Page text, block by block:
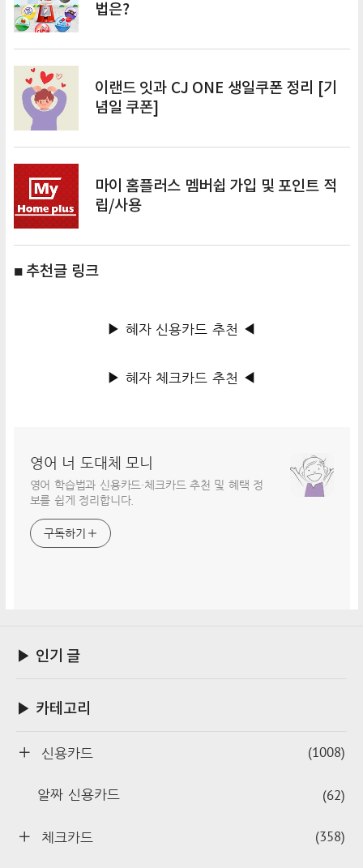
법은?
이랜드 잇과 CJ ONE 생일쿠폰 정리 [기
념일 쿠폰]
마이 홈플러스 멤버쉽 가입 및 포인트 적
립/사용
■ 추천글 링크
▶ 혜자 신용카드 추천 ◀
▶ 혜자 체크카드 추천 ◀
영어 너 도대체 모니
영어 학습법과 신용카드·체크카드 추천 및 혜택 정
보를 쉽게 정리합니다.
구독하기
▶ 인기 글
▶ 카테고리
신용카드 (1008)
알짜 신용카드 (62)
체크카드 (358)